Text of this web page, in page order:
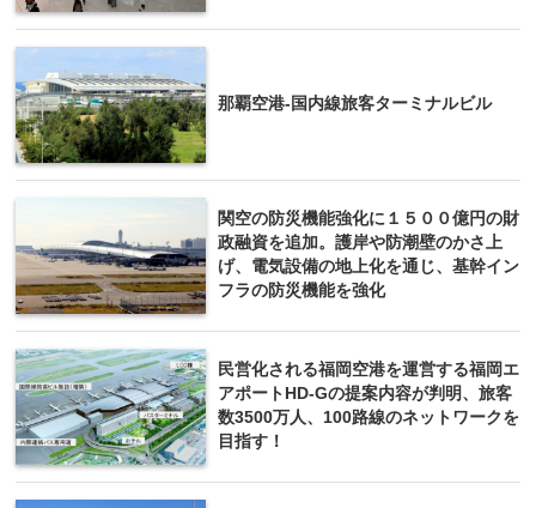
那覇空港-国内線旅客ターミナルビル
関空の防災機能強化に１５００億円の財
政融資を追加。護岸や防潮壁のかさ上
げ、電気設備の地上化を通じ、基幹イン
フラの防災機能を強化
民営化される福岡空港を運営する福岡エ
アポートHD-Gの提案内容が判明、旅客
数3500万人、100路線のネットワークを
目指す！